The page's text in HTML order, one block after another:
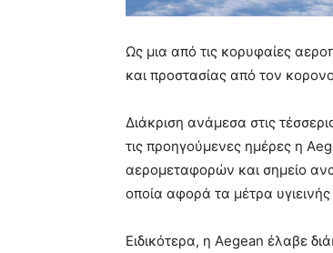
Ως μια από τις κορυφαίες
και προστασίας από τον
Διάκριση ανάμεσα στις
τις προηγούμενες ημέρες η
αερομεταφορών και σημείο
οποία αφορά τα μέτρα
Ειδικότερα, η Aegean έλαβε